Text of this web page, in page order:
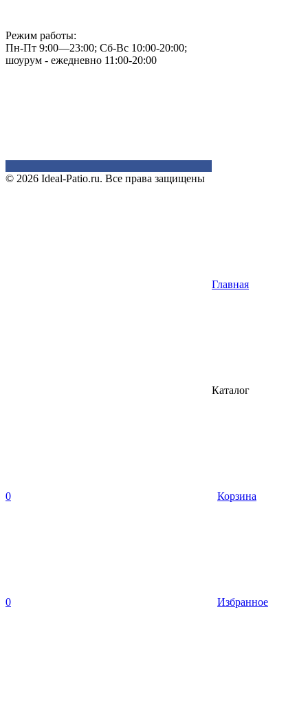
Режим работы:
Пн-Пт 9:00—23:00; Сб-Вс 10:00-20:00;
шоурум - ежедневно 11:00-20:00
© 2026 Ideal-Patio.ru. Все права защищены
Главная
Каталог
0 Корзина
0 Избранное